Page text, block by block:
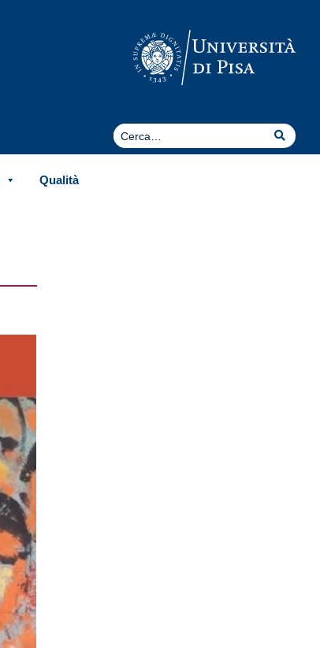
Cerca
Cerca
Qualità